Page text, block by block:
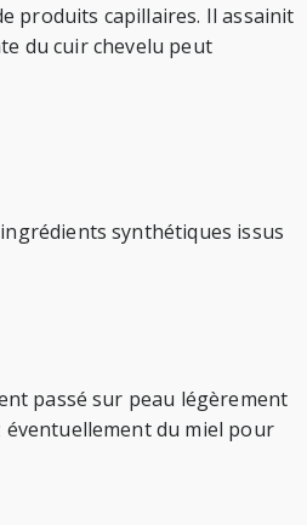
produits capillaires. Il assainit
du cuir chevelu peut
synthétiques issus
passé sur peau légèrement
du miel pour